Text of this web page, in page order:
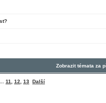
Zobrazit témata za
11 12 13 Další